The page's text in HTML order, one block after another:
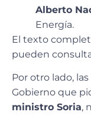
Alberto
Energía.
El texto
pueden
Por otro lado,
Gobierno que
ministro Soria,